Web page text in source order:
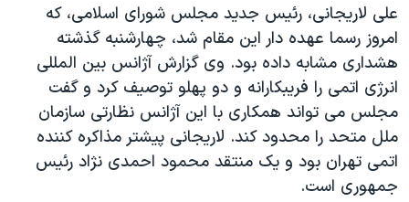
تریبونال مردمی آبان ۹۸
دادگاه حمید نوری
چهل سال گروگان‌گیری
قانون شفافیت دارائی کادر رهبری ایران
اعتراضات مردمی آبان ۹۸
اسرائیل در جنگ
علی لاريجانی، رئيس جديد مجلس شورای اسلامی، که
امروز رسما عهده دار اين مقام شد، چهارشنبه گذشته
هشداری مشابه داده بود. وی گزارش آژانس بين المللی
انرژی اتمی را فريبکارانه و دو پهلو توصيف کرد و گفت
مجلس می تواند همکاری با اين آژانس نظارتی سازمان
ملل متحد را محدود کند. لاريجانی پيشتر مذاکره کننده
اتمی تهران بود و يک منتقد محمود احمدی نژاد رئيس
جمهوری است.